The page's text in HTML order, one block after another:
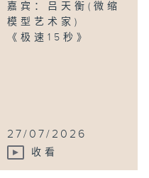
嘉宾：吕天衡(微缩
模型艺术家)
《极速15秒》
27/07/2026
收看